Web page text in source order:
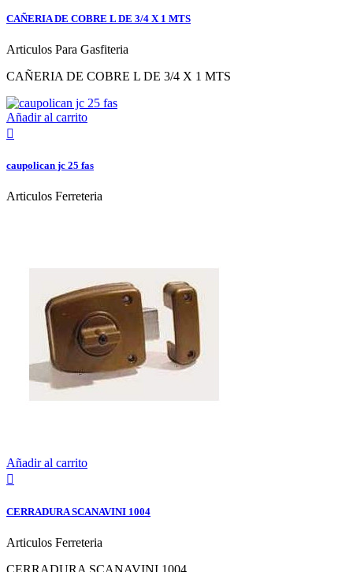
CAÑERIA DE COBRE L DE 3/4 X 1 MTS
Articulos Para Gasfiteria
CAÑERIA DE COBRE L DE 3/4 X 1 MTS
Añadir al carrito

caupolican jc 25 fas
Articulos Ferreteria
Añadir al carrito

CERRADURA SCANAVINI 1004
Articulos Ferreteria
CERRADURA SCANAVINI 1004